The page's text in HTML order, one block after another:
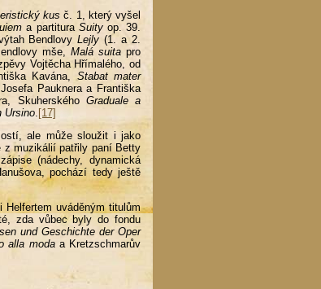
kusč. 1, který vyšel
a partitura Suityop. 39.
BendlovyLejly (1. a 2.
mše, Malá suita pro
Vojtěcha Hřímalého, od
Kavána,Stabat mater
Pauknera a Františka
Skuherského Graduale a
Ursino. [17]
ale může sloužit i jako
z muzikálií patřily paní Betty
(nádechy, dynamická
pochází tedy ještě
uváděným titulům
zda vůbec byly do fondu
und Geschichte der Oper
alla moda a Kretzschmarův